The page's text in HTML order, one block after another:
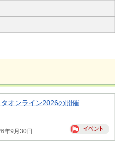
オンライン2026の開催
年9月30日